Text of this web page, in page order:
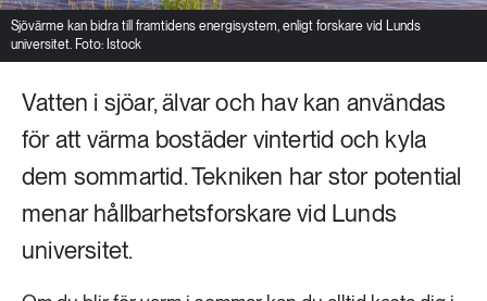
Sjövärme kan bidra till framtidens energisystem, enligt forskare vid Lunds
universitet. Foto: Istock
Vatten i sjöar, älvar och hav kan användas
för att värma bostäder vintertid och kyla
dem sommartid. Tekniken har stor potential
menar hållbarhetsforskare vid Lunds
universitet.